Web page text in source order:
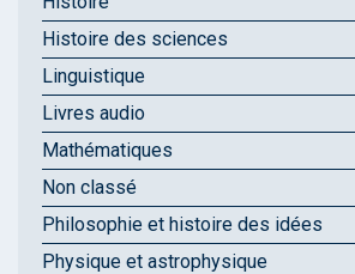
Histoire des sciences
Linguistique
Livres audio
Mathématiques
Non classé
Philosophie et histoire des idées
Physique et astrophysique